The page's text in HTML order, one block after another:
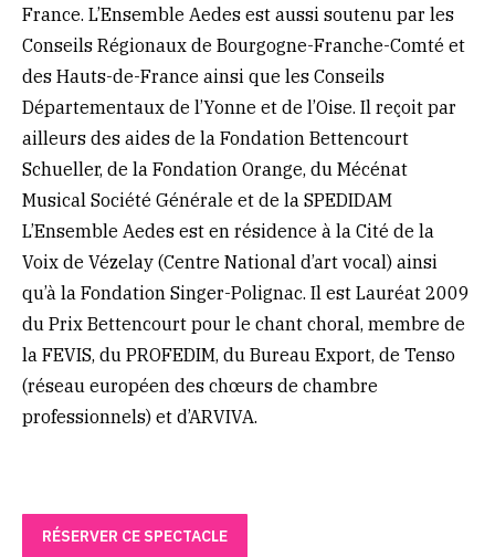
France. L’Ensemble Aedes est aussi soutenu par les
Conseils Régionaux de Bourgogne-Franche-Comté et
des Hauts-de-France ainsi que les Conseils
Départementaux de l’Yonne et de l’Oise. Il reçoit par
ailleurs des aides de la Fondation Bettencourt
Schueller, de la Fondation Orange, du Mécénat
Musical Société Générale et de la SPEDIDAM
L’Ensemble Aedes est en résidence à la Cité de la
Voix de Vézelay (Centre National d’art vocal) ainsi
qu’à la Fondation Singer-Polignac. Il est Lauréat 2009
du Prix Bettencourt pour le chant choral, membre de
la FEVIS, du PROFEDIM, du Bureau Export, de Tenso
(réseau européen des chœurs de chambre
professionnels) et d’ARVIVA.
RÉSERVER CE SPECTACLE